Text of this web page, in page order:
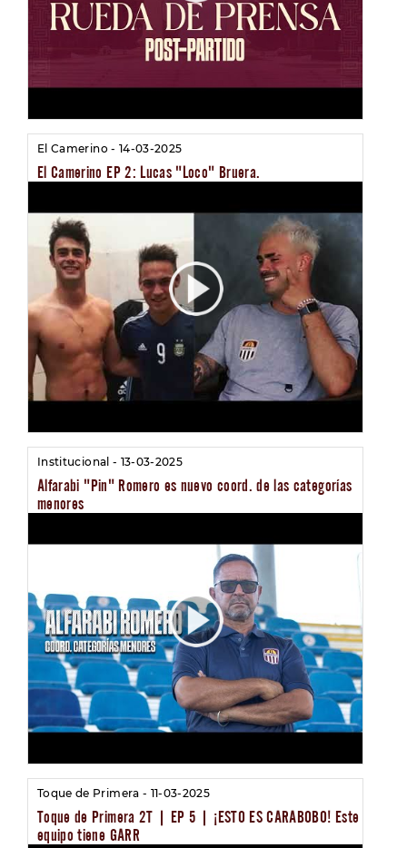
El Camerino - 14-03-2025
El Camerino EP 2: Lucas "Loco" Bruera.
Institucional - 13-03-2025
Alfarabi "Pin" Romero es nuevo coord. de las categorías
menores
Toque de Primera - 11-03-2025
Toque de Primera 2T | EP 5 | ¡ESTO ES CARABOBO! Este
equipo tiene GARR